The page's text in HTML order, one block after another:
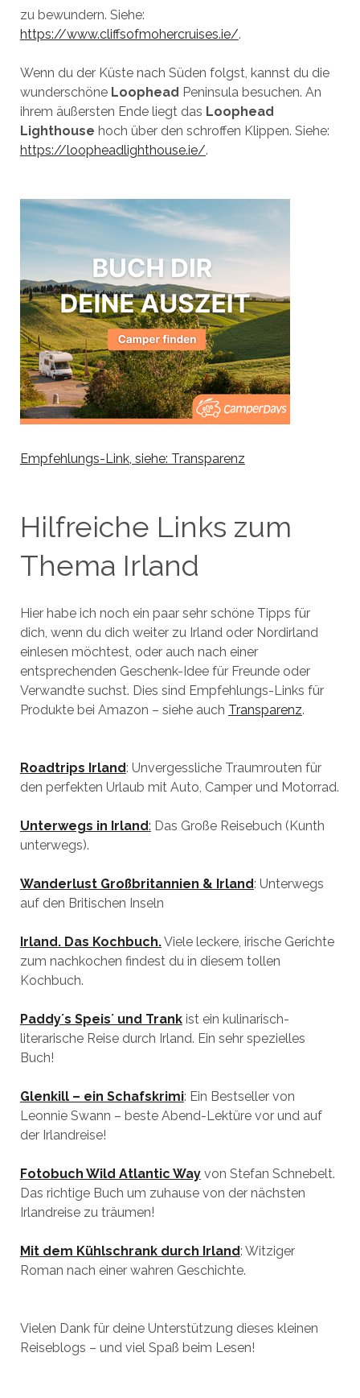
zu bewundern. Siehe:
https://www.cliffsofmohercruises.ie/.
Wenn du der Küste nach Süden folgst, kannst du die
wunderschöne Loophead Peninsula besuchen. An
ihrem äußersten Ende liegt das Loophead
Lighthouse hoch über den schroffen Klippen. Siehe:
https://loopheadlighthouse.ie/.
Empfehlungs-Link, siehe: Transparenz
Hilfreiche Links zum
Thema Irland
Hier habe ich noch ein paar sehr schöne Tipps für
dich, wenn du dich weiter zu Irland oder Nordirland
einlesen möchtest, oder auch nach einer
entsprechenden Geschenk-Idee für Freunde oder
Verwandte suchst. Dies sind Empfehlungs-Links für
Produkte bei Amazon – siehe auch Transparenz.
Roadtrips Irland: Unvergessliche Traumrouten für
den perfekten Urlaub mit Auto, Camper und Motorrad.
Unterwegs in Irland: Das Große Reisebuch (Kunth
unterwegs).
Wanderlust Großbritannien & Irland: Unterwegs
auf den Britischen Inseln
Irland. Das Kochbuch.Viele leckere, irische Gerichte
zum nachkochen findest du in diesem tollen
Kochbuch.
Paddy´s Speis´ und Trankist ein kulinarisch-
literarische Reise durch Irland. Ein sehr spezielles
Buch!
Glenkill – ein Schafskrimi: Ein Bestseller von
Leonnie Swann – beste Abend-Lektüre vor und auf
der Irlandreise!
Fotobuch Wild Atlantic Wayvon Stefan Schnebelt.
Das richtige Buch um zuhause von der nächsten
Irlandreise zu träumen!
Mit dem Kühlschrank durch Irland: Witziger
Roman nach einer wahren Geschichte.
Vielen Dank für deine Unterstützung dieses kleinen
Reiseblogs – und viel Spaß beim Lesen!